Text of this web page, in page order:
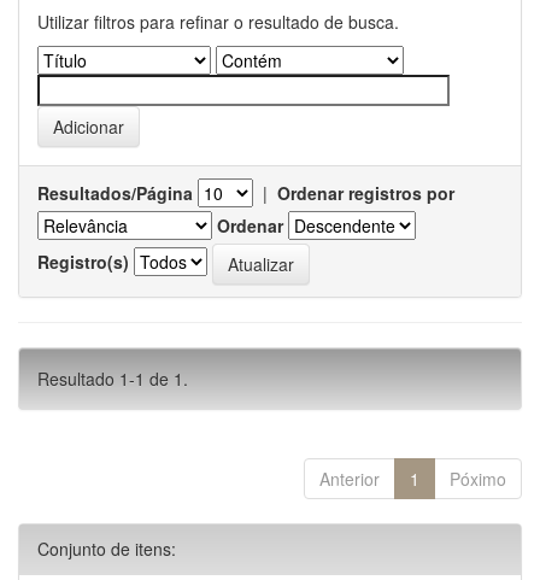
Utilizar filtros para refinar o resultado de busca.
Resultados/Página | Ordenar registros por
Ordenar
Registro(s)
Resultado 1-1 de 1.
Anterior 1 Póximo
Conjunto de itens: